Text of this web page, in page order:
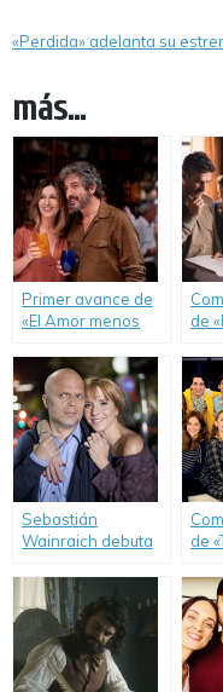
«Perdida» adelanta su
más...
Primer avance de
«El Amor menos
de
Sebastián
Wainraich debuta
Carla Peterson.
de